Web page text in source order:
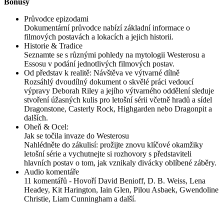
Bonusy
Průvodce epizodami
Dokumentární průvodce nabízí základní informace o
filmových postavách a lokacích a jejich historii.
Historie & Tradice
Seznamte se s různými pohledy na mytologii Westerosu a
Essosu v podání jednotlivých filmových postav.
Od představ k realitě: Návštěva ve výtvarné dílně
Rozsáhlý dvoudílný dokument o skvělé práci vedoucí
výpravy Deborah Riley a jejího výtvarného oddělení sleduje
stvoření úžasných kulis pro letošní sérii včetně hradů a sídel
Dragonstone, Casterly Rock, Highgarden nebo Dragonpit a
dalších.
Oheň & Ocel:
Jak se točila invaze do Westerosu
Nahlédněte do zákulisí: prožijte znovu klíčové okamžiky
letošní série a vychutnejte si rozhovory s představiteli
hlavních postav o tom, jak vznikaly divácky oblíbené záběry.
Audio komentáře
11 komentářů - Hovoří David Benioff, D. B. Weiss, Lena
Headey, Kit Harington, Iain Glen, Pilou Asbaek, Gwendoline
Christie, Liam Cunningham a další.